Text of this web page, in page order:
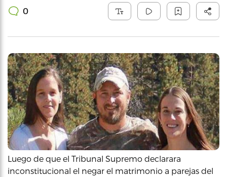
0
Luego de que el Tribunal Supremo declarara
inconstitucional el negar el matrimonio a parejas del